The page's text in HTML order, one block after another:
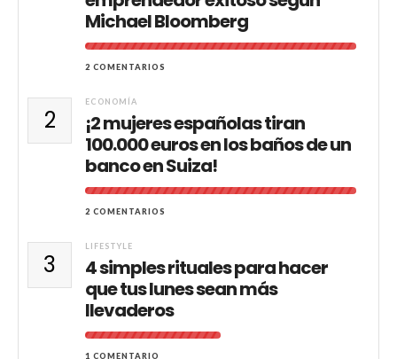
Michael Bloomberg
2 COMENTARIOS
2
ECONOMÍA
¡2 mujeres españolas tiran
100.000 euros en los baños de un
banco en Suiza!
2 COMENTARIOS
3
LIFESTYLE
4 simples rituales para hacer
que tus lunes sean más
llevaderos
1 COMENTARIO